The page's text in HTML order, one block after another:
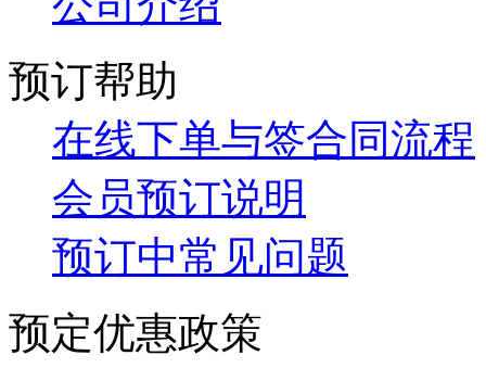
预订帮助
在线下单与签合同流程
会员预订说明
预订中常见问题
预定优惠政策